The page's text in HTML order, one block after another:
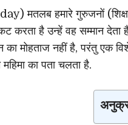
मतलब हमारे गुरुजनों
करता है उन्हें वह सम्मान
का मोहताज नहीं है, परंतु एक
का पता चलता है.